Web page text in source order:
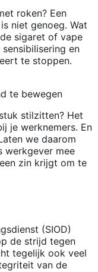
roken? Een
niet genoeg. Wat
sigaret of vape
en
te stoppen.
te bewegen
stilzitten? Het
je werknemers. En
we daarom
werkgever mee
zin krijgt om te
(SIOD)
de strijd tegen
tegelijk ook veel
van de